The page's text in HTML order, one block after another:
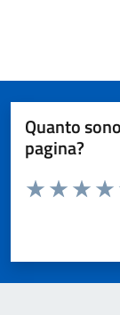
Quanto
pagina?
Valuta da 1 a 5